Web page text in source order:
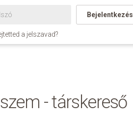
Bejelentkezés
a jelszavad?
- társkereső